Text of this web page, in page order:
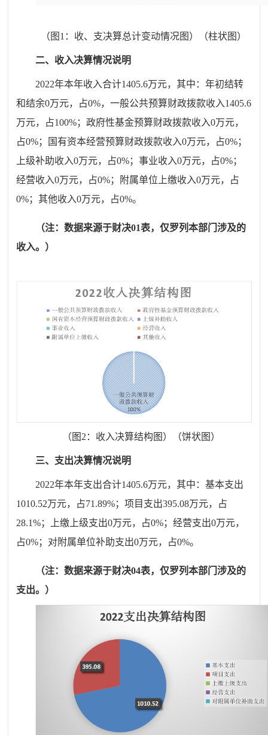
（图 1 ：收、支决算总计变动情况图）（柱状图）
二、 收入决算情况说明
2022年本年收入合计1405.6万元，其中：年初结转
和结余0万元，占0%，一般公共预算财政拨款收入1405.6
万元，占100%；政府性基金预算财政拨款收入0万元，
占0%； 国有资本经营预算财政拨款收入0万元，占0%；
上级补助收入0万元，占0%；事业收入0万元，占0%；
经营收入0万元，占0%；附属单位上缴收入0万元，占
0%；其他收入0万元，占0%。
（注：数据来源于财决01表，仅罗列本部门涉及的
收入。 ）
（图2：收入决算结构图）（饼状图）
三、 支出决算情况说明
2022年本年支出合计1405.6万元，其中：基本支出
1010.52万元，占71.89%；项目支出395.08万元，占
28.1%；上缴上级支出0万元，占0%；经营支出0万元，
占0%；对附属单位补助支出0万元，占0%。
（注：数据来源于财决04表，仅罗列本部门涉及的
支出。 ）